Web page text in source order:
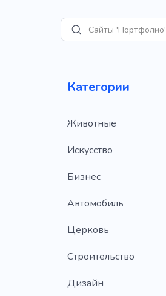
ПоискСайты 'Портфолио'
Категории
Животные
Искусство
Бизнес
Автомобиль
Церковь
Строительство
Дизайн